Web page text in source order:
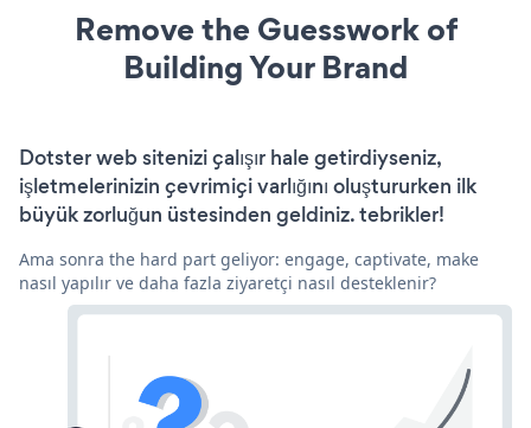
Remove the Guesswork of
Building Your Brand
Dotster web sitenizi çalışır hale getirdiyseniz,
işletmelerinizin çevrimiçi varlığını oluştururken ilk
büyük zorluğun üstesinden geldiniz. tebrikler!
Ama sonra the hard part geliyor: engage, captivate, make
nasıl yapılır ve daha fazla ziyaretçi nasıl desteklenir?